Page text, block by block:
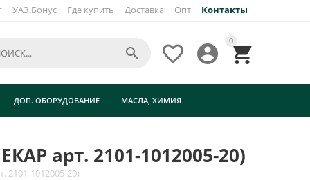
УАЗ.Бонус Где купить Доставка Опт Контакты
0




ДОП. ОБОРУДОВАНИЕ МАСЛА, ХИМИЯ
арт. 2101-1012005-20)
2101-1012005-20)